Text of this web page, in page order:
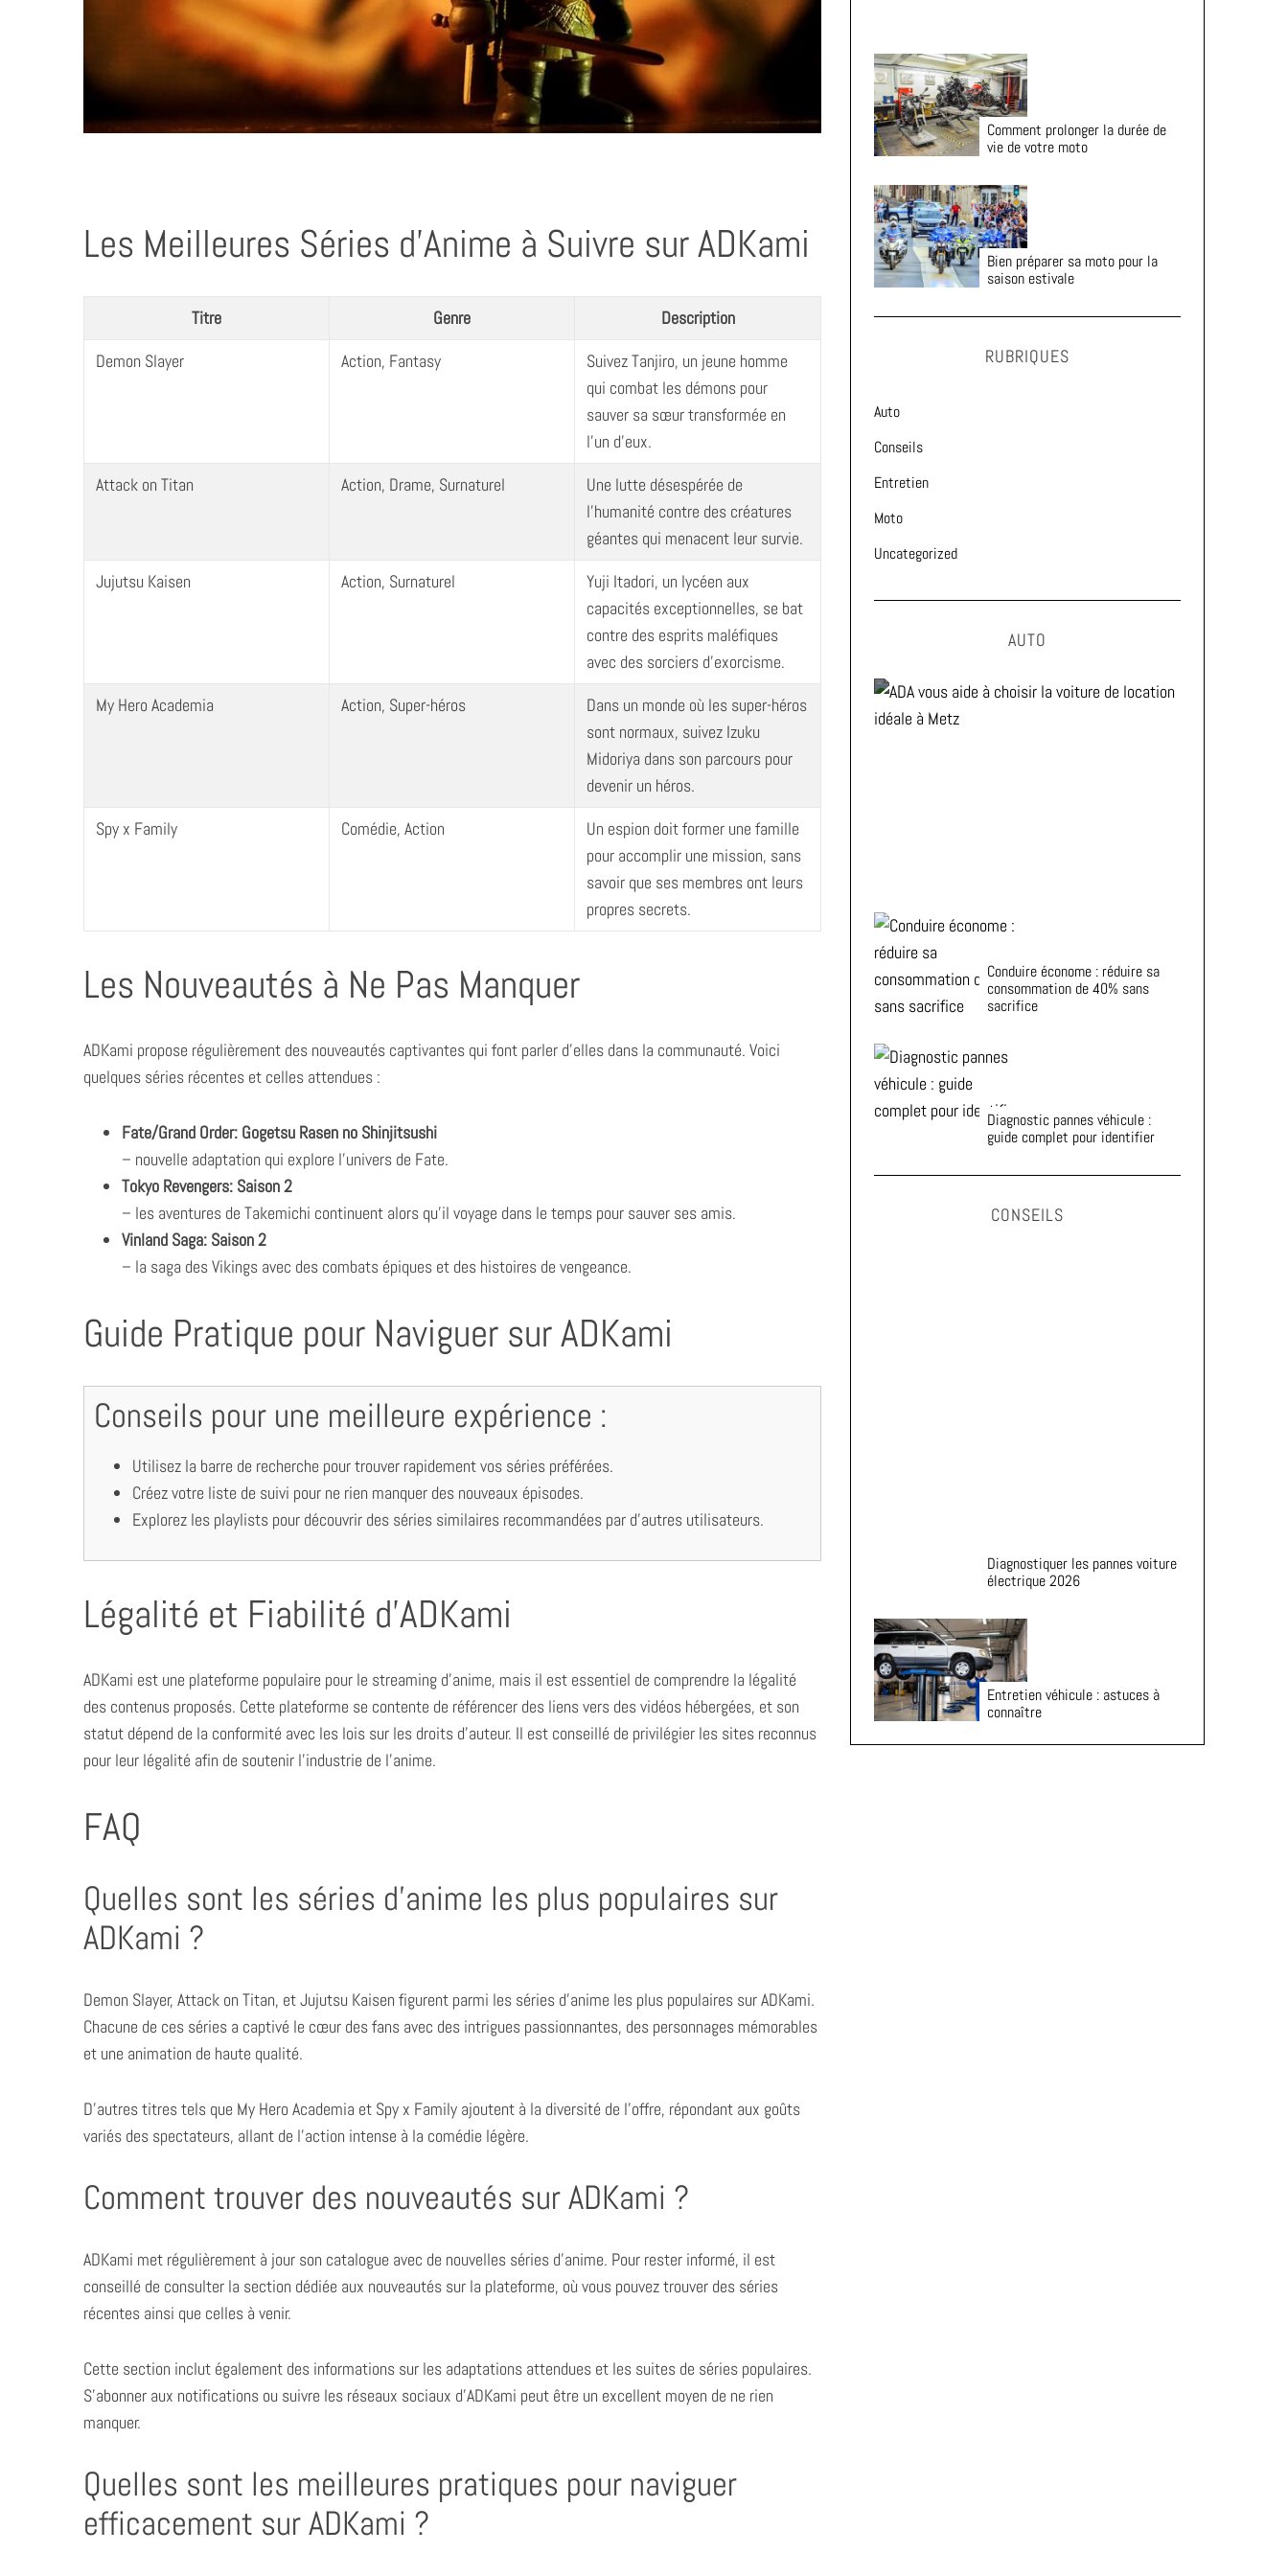
Les Meilleures Séries d’Anime à Suivre sur ADKami
Titre Genre
Description
Demon Slayer
Action, Fantasy
Suivez Tanjiro, un jeune homme
qui combat les démons pour
sauver sa sœur transformée en
l’un d’eux.
Attack on Titan
Action, Drame, Surnaturel
Une lutte désespérée de
l’humanité contre des créatures
géantes qui menacent leur survie.
Jujutsu Kaisen
Action, Surnaturel
Yuji Itadori, un lycéen aux
capacités exceptionnelles, se bat
contre des esprits maléfiques
avec des sorciers d’exorcisme.
My Hero Academia
Action, Super-héros
Dans un monde où les super-héros
sont normaux, suivez Izuku
Midoriya dans son parcours pour
devenir un héros.
Spy x Family
Comédie, Action
Un espion doit former une famille
pour accomplir une mission, sans
savoir que ses membres ont leurs
propres secrets.
Les Nouveautés à Ne Pas Manquer
ADKami propose régulièrement des nouveautés captivantes qui font parler d’elles dans la communauté. Voici
quelques séries récentes et celles attendues :
Fate/Grand Order: Gogetsu Rasen no Shinjitsushi
– nouvelle adaptation qui explore l’univers de Fate.
Tokyo Revengers: Saison 2
– les aventures de Takemichi continuent alors qu’il voyage dans le temps pour sauver ses amis.
Vinland Saga: Saison 2
– la saga des Vikings avec des combats épiques et des histoires de vengeance.
Guide Pratique pour Naviguer sur ADKami
Conseils pour une meilleure expérience :
Utilisez la barre de recherche pour trouver rapidement vos séries préférées.
Créez votre liste de suivi pour ne rien manquer des nouveaux épisodes.
Explorez les playlists pour découvrir des séries similaires recommandées par d’autres utilisateurs.
Légalité et Fiabilité d’ADKami
ADKami est une plateforme populaire pour le streaming d’anime, mais il est essentiel de comprendre la légalité
des contenus proposés. Cette plateforme se contente de référencer des liens vers des vidéos hébergées, et son
statut dépend de la conformité avec les lois sur les droits d’auteur. Il est conseillé de privilégier les sites reconnus
pour leur légalité afin de soutenir l’industrie de l’anime.
FAQ
Quelles sont les séries d’anime les plus populaires sur
ADKami ?
Demon Slayer, Attack on Titan, et Jujutsu Kaisen figurent parmi les séries d’anime les plus populaires sur ADKami.
Chacune de ces séries a captivé le cœur des fans avec des intrigues passionnantes, des personnages mémorables
et une animation de haute qualité.
D’autres titres tels que My Hero Academia et Spy x Family ajoutent à la diversité de l’offre, répondant aux goûts
variés des spectateurs, allant de l’action intense à la comédie légère.
Comment trouver des nouveautés sur ADKami ?
ADKami met régulièrement à jour son catalogue avec de nouvelles séries d’anime. Pour rester informé, il est
conseillé de consulter la section dédiée aux nouveautés sur la plateforme, où vous pouvez trouver des séries
récentes ainsi que celles à venir.
Cette section inclut également des informations sur les adaptations attendues et les suites de séries populaires.
S’abonner aux notifications ou suivre les réseaux sociaux d’ADKami peut être un excellent moyen de ne rien
manquer.
Quelles sont les meilleures pratiques pour naviguer
efficacement sur ADKami ?
Comment prolonger la durée de
vie de votre moto
Bien préparer sa moto pour la
saison estivale
RUBRIQUES
Auto
Conseils
Entretien
Moto
Uncategorized
AUTO
Conduire économe : réduire sa
consommation de 40% sans
sacrifice
Diagnostic pannes véhicule :
guide complet pour identifier
CONSEILS
Diagnostiquer les pannes voiture
électrique 2026
Entretien véhicule : astuces à
connaître
e
a
h
f
r